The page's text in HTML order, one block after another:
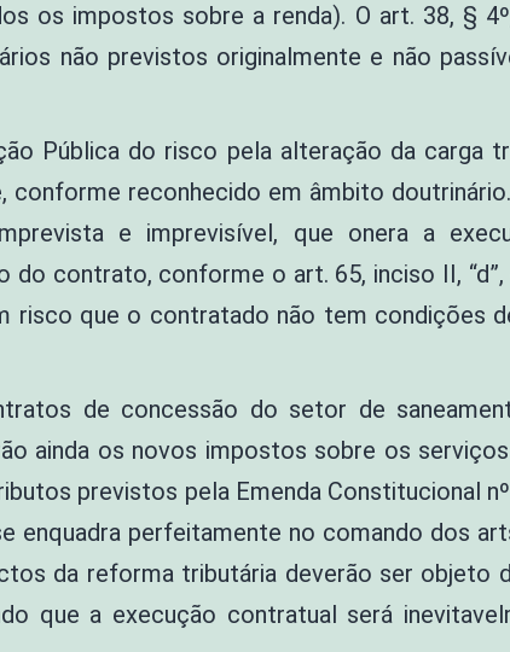
os impostos sobre a renda). O art. 38, §
não previstos originalmente e não
Pública do risco pela alteração da carga
reconhecido em âmbito
e imprevisível, que onera a
do contrato, conforme o art. 65, inciso II,
risco que o contratado não tem condições
de concessão do setor de
ainda os novos impostos sobre os
previstos pela Emenda Constitucional
enquadra perfeitamente no comando dos
da reforma tributária deverão ser objeto
que a execução contratual será